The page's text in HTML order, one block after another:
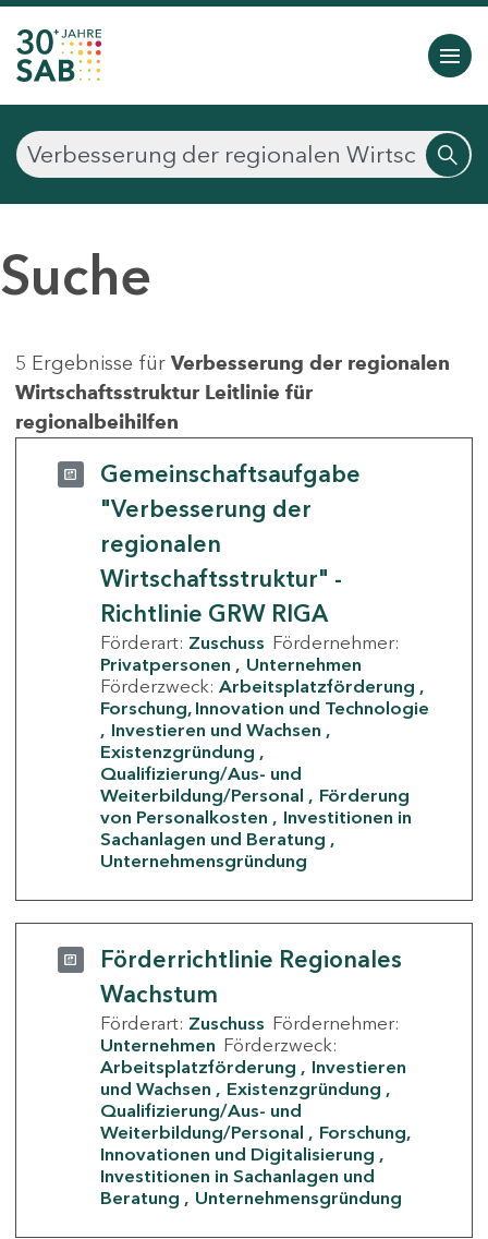
Suche
5 Ergebnisse für Verbesserung der regionalen
Wirtschaftsstruktur Leitlinie für
regionalbeihilfen
Gemeinschaftsaufgabe
"Verbesserung der
regionalen
Wirtschaftsstruktur" -
Richtlinie GRW RIGA
Förderart: Zuschuss Fördernehmer:
Privatpersonen
Unternehmen
Förderzweck: Arbeitsplatzförderung
Forschung, Innovation und Technologie
Investieren und Wachsen
Existenzgründung
Qualifizierung/Aus- und
Weiterbildung/Personal
Förderung
von Personalkosten
Investitionen in
Sachanlagen und Beratung
Unternehmensgründung
Förderrichtlinie Regionales
Wachstum
Förderart: Zuschuss Fördernehmer:
Unternehmen Förderzweck:
Arbeitsplatzförderung
Investieren
und Wachsen
Existenzgründung
Qualifizierung/Aus- und
Weiterbildung/Personal
Forschung,
Innovationen und Digitalisierung
Investitionen in Sachanlagen und
Beratung
Unternehmensgründung